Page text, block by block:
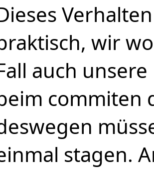
wir
auch
commiten
stagen.